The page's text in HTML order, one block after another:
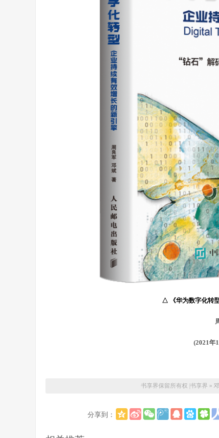
△ 《华为数字化转
(2021年
书享界保留所有权 | 书享界 »
分享到：